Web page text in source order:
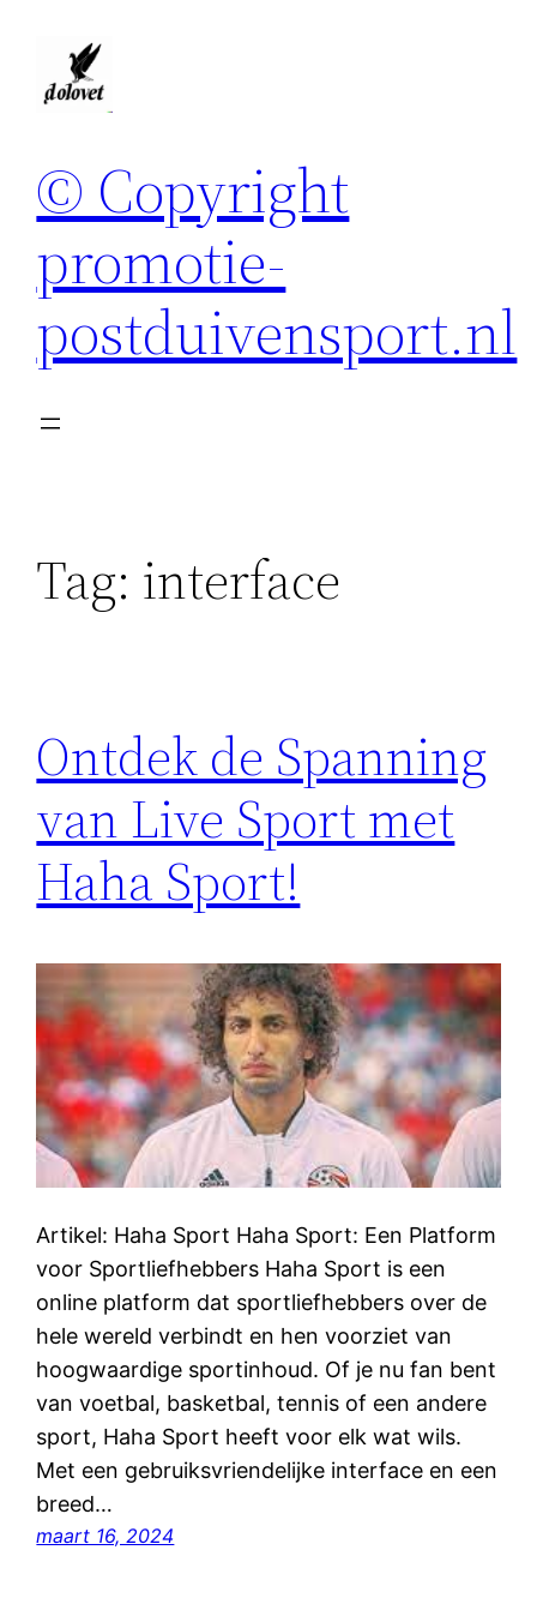
© Copyright
promotie-
postduivensport.nl
Tag: interface
Ontdek de Spanning
van Live Sport met
Haha Sport!
Artikel: Haha Sport Haha Sport: Een Platform
voor Sportliefhebbers Haha Sport is een
online platform dat sportliefhebbers over de
hele wereld verbindt en hen voorziet van
hoogwaardige sportinhoud. Of je nu fan bent
van voetbal, basketbal, tennis of een andere
sport, Haha Sport heeft voor elk wat wils.
Met een gebruiksvriendelijke interface en een
breed…
maart 16, 2024